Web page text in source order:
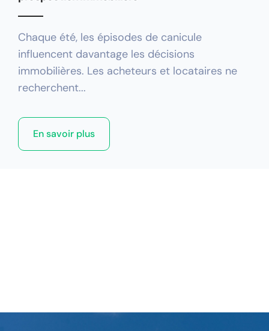
Chaque été, les épisodes de canicule
influencent davantage les décisions
immobilières. Les acheteurs et locataires ne
recherchent...
En savoir plus